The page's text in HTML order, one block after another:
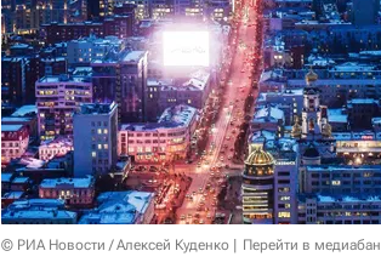
© РИА Новости / Алексей Куденко Перейти в